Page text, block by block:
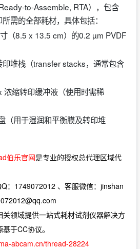
to-Assemble, RTA），包含
需的全部耗材，具体包括：
（8.5 x 13.5 cm）的0.2 µm PVDF
堆栈（transfer stacks，通常包含
缩转印缓冲液（使用时需稀
（用于湿润和平衡膜及转印堆
伯乐官网是专业的授权总代理区域代
：1749072012 、客服微信：jinshan
领域提供一站式耗材试剂仪器解决方
于CC协议。
abcam.cn/thread-28224